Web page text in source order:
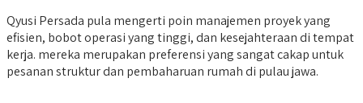
Qyusi Persada pula mengerti poin manajemen proyek yang
efisien, bobot operasi yang tinggi, dan kesejahteraan di tempat
kerja. mereka merupakan preferensi yang sangat cakap untuk
pesanan struktur dan pembaharuan rumah di pulau jawa.